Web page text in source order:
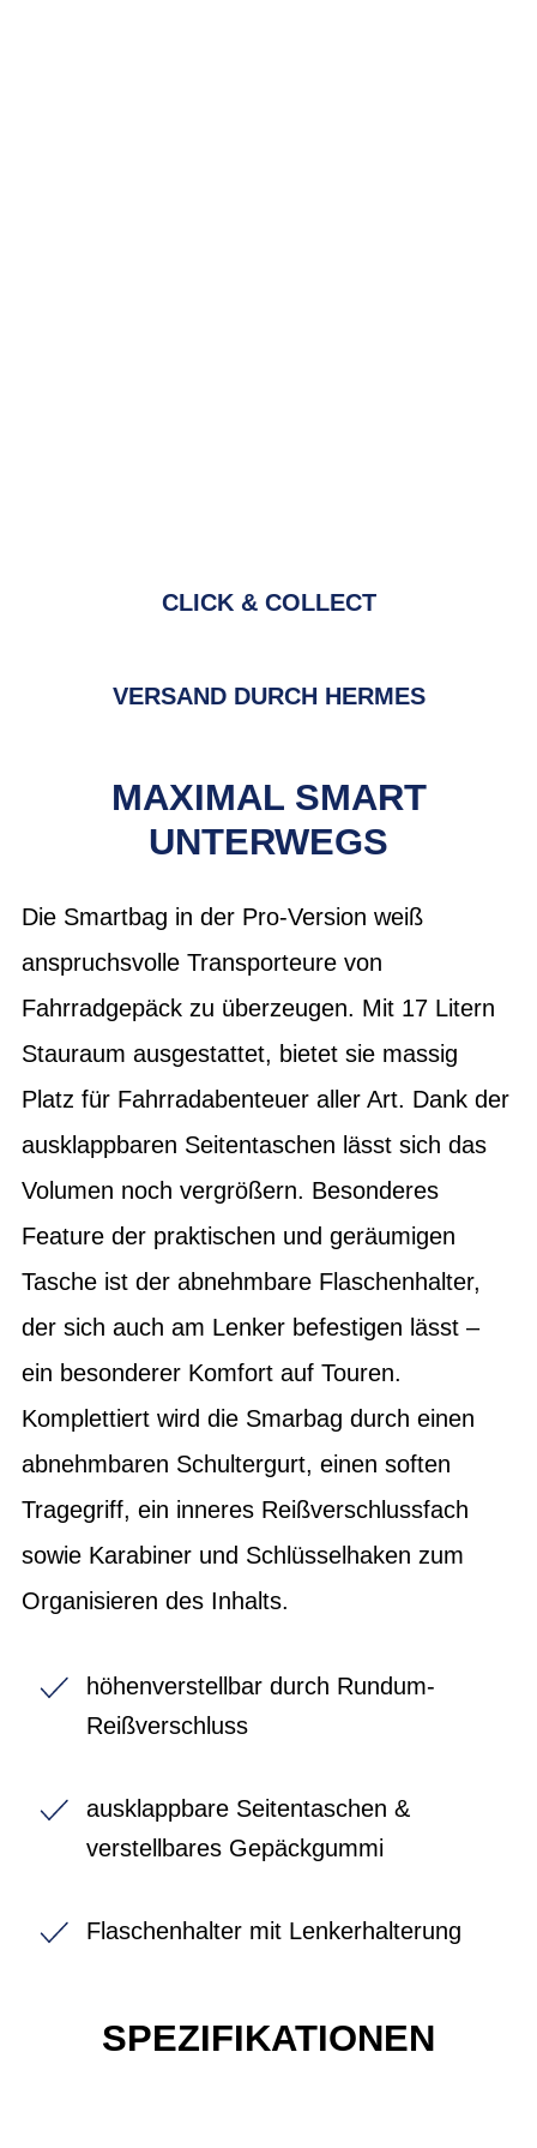
CLICK & COLLECT
VERSAND DURCH HERMES
MAXIMAL SMART
UNTERWEGS
Die Smartbag in der Pro-Version weiß
anspruchsvolle Transporteure von
Fahrradgepäck zu überzeugen. Mit 17 Litern
Stauraum ausgestattet, bietet sie massig
Platz für Fahrradabenteuer aller Art. Dank der
ausklappbaren Seitentaschen lässt sich das
Volumen noch vergrößern. Besonderes
Feature der praktischen und geräumigen
Tasche ist der abnehmbare Flaschenhalter,
der sich auch am Lenker befestigen lässt –
ein besonderer Komfort auf Touren.
Komplettiert wird die Smarbag durch einen
abnehmbaren Schultergurt, einen soften
Tragegriff, ein inneres Reißverschlussfach
sowie Karabiner und Schlüsselhaken zum
Organisieren des Inhalts.
höhenverstellbar durch Rundum-
Reißverschluss
ausklappbare Seitentaschen &
verstellbares Gepäckgummi
Flaschenhalter mit Lenkerhalterung
SPEZIFIKATIONEN